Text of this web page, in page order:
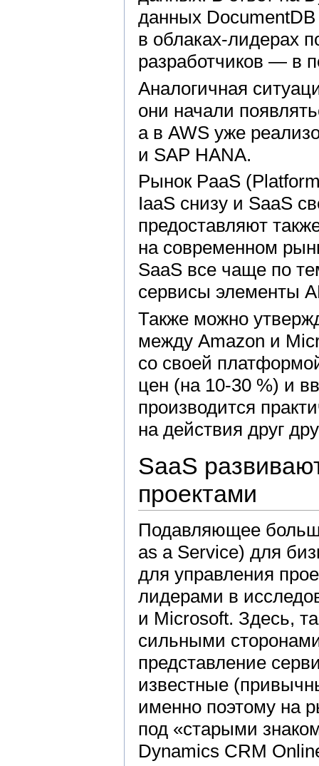
данных
в облаках-лидерах
разработчиков — в
Аналогичная
они начали
а в AWS уже
и SAP HANA.
Рынок PaaS
IaaS снизу и SaaS
предоставляют
на современном
SaaS все чаще по
сервисы элементы
Также можно
между Amazon и
со своей
цен (на 10-30 %) и
производится
на действия друг
SaaS
проектами
Подавляющее
as a Service) для
для управления
лидерами в
и Microsoft. Здесь,
сильными
представление
известные
именно поэтому на
под «старыми
Dynamics CRM